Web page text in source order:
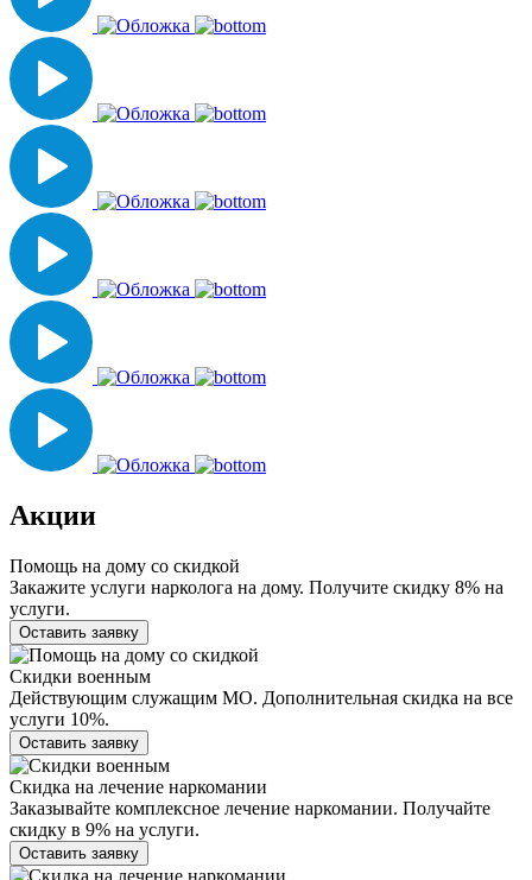
Акции
Помощь на дому со скидкой
Закажите услуги нарколога на дому. Получите скидку 8% на
услуги.
Оставить заявку
Скидки военным
Действующим служащим МО. Дополнительная скидка на все
услуги 10%.
Оставить заявку
Скидка на лечение наркомании
Заказывайте комплексное лечение наркомании. Получайте
скидку в 9% на услуги.
Оставить заявку